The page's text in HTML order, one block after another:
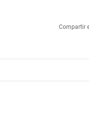
Compartir